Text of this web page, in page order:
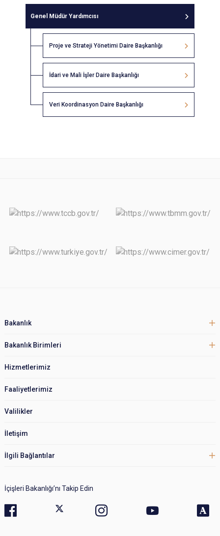
Genel Müdür Yardımcısı
Proje ve Strateji Yönetimi Daire Başkanlığı
İdari ve Mali İşler Daire Başkanlığı
Veri Koordinasyon Daire Başkanlığı
Bakanlık
Bakanlık Birimleri
Hizmetlerimiz
Faaliyetlerimiz
Valilikler
İletişim
İlgili Bağlantılar
İçişleri Bakanlığı’nı Takip Edin